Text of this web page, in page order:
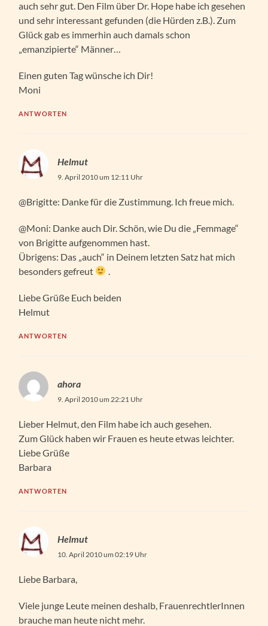
auch sehr gut. Den Film über Dr. Hope habe ich gesehen
und sehr interessant gefunden (die Hürden z.B.). Zum
Glück gab es immerhin auch damals schon
„emanzipierte“ Männer…
Einen guten Tag wünsche ich Dir!
Moni
ANTWORTEN
Helmut
9. April 2010 um 12:11 Uhr
@Brigitte: Danke für die Zustimmung. Ich freue mich.
@Moni: Danke auch Dir. Schön, wie Du die „Femmage“
von Brigitte aufgenommen hast.
Übrigens: Das „auch“ in Deinem letzten Satz hat mich
besonders gefreut
Liebe Grüße Euch beiden
Helmut
ANTWORTEN
ahora
9. April 2010 um 22:21 Uhr
Lieber Helmut, den Film habe ich auch gesehen.
Zum Glück haben wir Frauen es heute etwas leichter.
Liebe Grüße
Barbara
ANTWORTEN
Helmut
10. April 2010 um 02:19 Uhr
Liebe Barbara,
Viele junge Leute meinen deshalb, FrauenrechtlerInnen
brauche man heute nicht mehr.